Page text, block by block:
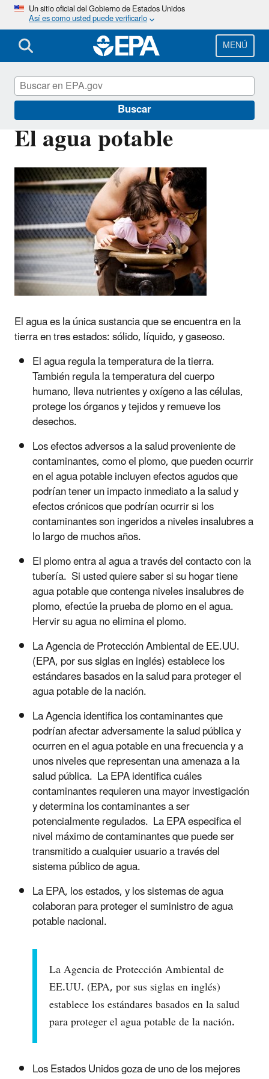
Pasar
al
contenido
principal
Un sitio oficial del Gobierno de Estados Unidos
Así es como usted puede verificarlo
MENÚ
Buscar
El agua potable
El agua es la única sustancia que se encuentra en la
tierra en tres estados: sólido, líquido, y gaseoso.
El agua regula la temperatura de la tierra.
También regula la temperatura del cuerpo
humano, lleva nutrientes y oxígeno a las células,
protege los órganos y tejidos y remueve los
desechos.
Los efectos adversos a la salud proveniente de
contaminantes, como el plomo, que pueden ocurrir
en el agua potable incluyen efectos agudos que
podrían tener un impacto inmediato a la salud y
efectos crónicos que podrían ocurrir si los
contaminantes son ingeridos a niveles insalubres a
lo largo de muchos años.
El plomo entra al agua a través del contacto con la
tubería. Si usted quiere saber si su hogar tiene
agua potable que contenga niveles insalubres de
plomo, efectúe la prueba de plomo en el agua.
Hervir su agua no elimina el plomo.
La Agencia de Protección Ambiental de EE.UU.
(EPA, por sus siglas en inglés) establece los
estándares basados en la salud para proteger el
agua potable de la nación.
La Agencia identifica los contaminantes que
podrían afectar adversamente la salud pública y
ocurren en el agua potable en una frecuencia y a
unos niveles que representan una amenaza a la
salud pública. La EPA identifica cuáles
contaminantes requieren una mayor investigación
y determina los contaminantes a ser
potencialmente regulados. La EPA especifica el
nivel máximo de contaminantes que puede ser
transmitido a cualquier usuario a través del
sistema público de agua.
La EPA, los estados, y los sistemas de agua
colaboran para proteger el suministro de agua
potable nacional.
La Agencia de Protección Ambiental de
EE.UU. (EPA, por sus siglas en inglés)
establece los estándares basados en la salud
para proteger el agua potable de la nación.
Los Estados Unidos goza de uno de los mejores
EPA en español